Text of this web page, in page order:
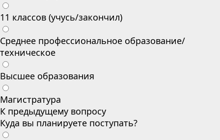
11 классов (учусь/закончил)
Среднее профессиональное образование/
техническое
Высшее образования
Магистратура
К предыдущему вопросу
Куда вы планируете поступать?